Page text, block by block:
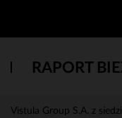
RAPORT
Vistula Group S.A. z